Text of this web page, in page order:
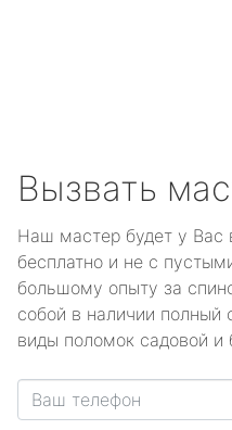
Вызвать
Наш мастер будет у Вас
бесплатно и не с
большому опыту за
собой в наличии полный
виды поломок садовой и